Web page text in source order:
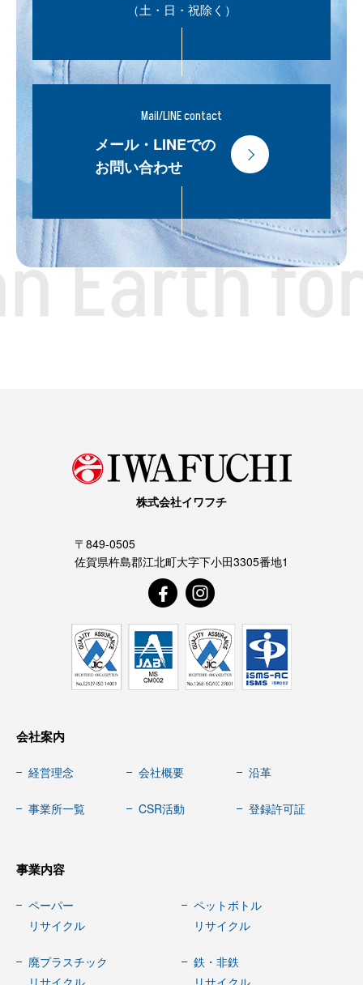
Earth
（土・日・祝除く）
Mail/LINE contact
メール・LINEでの
お問い合わせ
株式会社イワフチ
〒849-0505
佐賀県杵島郡江北町大字下小田3305番地1
会社案内
経営理念 会社概要 沿革
事業所一覧 CSR活動 登録許可証
事業内容
ペーパー
リサイクル
ペットボトル
リサイクル
廃プラスチック
鉄・非鉄